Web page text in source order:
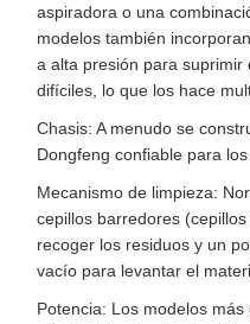
aspiradora o una
modelos también
a alta presión para suprimir
difíciles, lo que los hace
Chasis: A menudo se
Dongfeng confiable para
Mecanismo de limpieza:
cepillos barredores
recoger los residuos y un
vacío para levantar el
Potencia: Los modelos